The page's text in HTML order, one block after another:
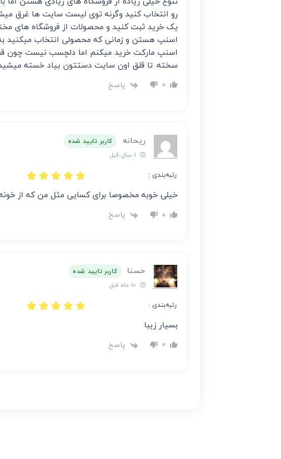
رو انتخاب کنید وگرنه توی لیست سایت ها غرق
یک خرید ثبت کنید و محصولات از فروشگاه های
اسنپ هستن و زمانی که محصولی انتخاب میکنید
اسنپ مارکت خرید میکنم اما دلچسب نیست چون
سخته. تا قلق اون سایت دستتون بیاد خسته
0 پاسخ
ریحانه
کاربر تایید شده
رتبه‌بندی :
خیلی خوبه مخصوصا برای کسایی مثل من که از
0 پاسخ
حسنا
کاربر تایید شده
رتبه‌بندی :
بسیار زیبا
0 پاسخ